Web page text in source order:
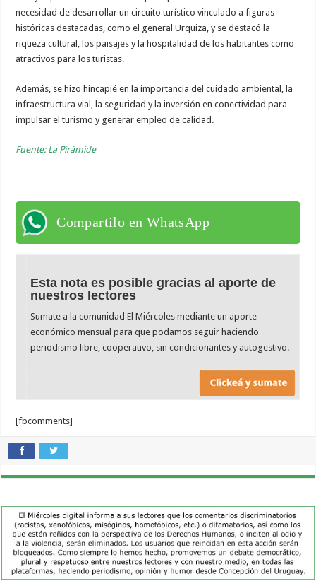
necesidad de desarrollar un circuito turístico vinculado a figuras
históricas destacadas, como el general Urquiza, y se destacó la
riqueza cultural, los paisajes y la hospitalidad de los habitantes como
atractivos para los turistas.
Además, se hizo hincapié en la importancia del cuidado ambiental, la
infraestructura vial, la seguridad y la inversión en conectividad para
impulsar el turismo y generar empleo de calidad.
Fuente: La Pirámide
Compartilo en WhatsApp
Esta nota es posible gracias al aporte de
nuestros lectores
Sumate a la comunidad El Miércoles mediante un aporte
económico mensual para que podamos seguir haciendo
periodismo libre, cooperativo, sin condicionantes y autogestivo.
[fbcomments]